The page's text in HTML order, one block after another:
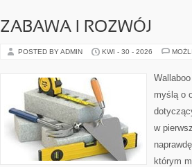
ZABAWA I ROZWÓJ
POSTED BY ADMIN KWI - 30 - 2026
myślą o
w
którym